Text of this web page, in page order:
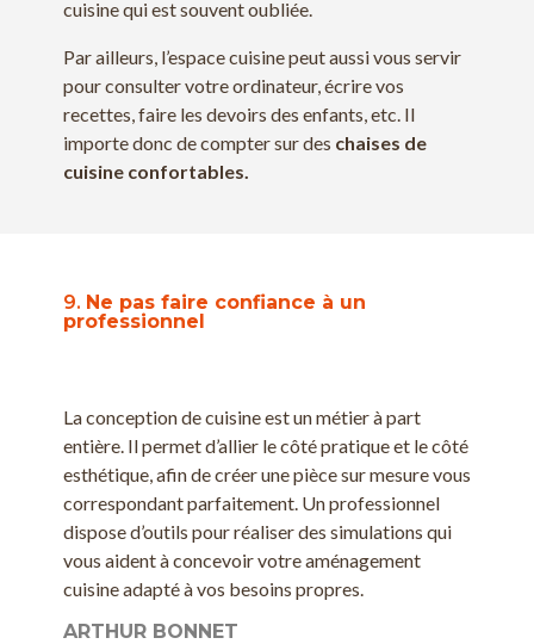
cuisine qui est souvent oubliée.
Par ailleurs, l’espace cuisine peut aussi vous servir
pour consulter votre ordinateur, écrire vos
recettes, faire les devoirs des enfants, etc. Il
importe donc de compter sur des chaises de
cuisine confortables.
9. Ne pas faire confiance à un
professionnel
La conception de cuisine est un métier à part
entière. Il permet d’allier le côté pratique et le côté
esthétique, afin de créer une pièce sur mesure vous
correspondant parfaitement. Un professionnel
dispose d’outils pour réaliser des simulations qui
vous aident à concevoir votre aménagement
cuisine adapté à vos besoins propres.
ARTHUR BONNET